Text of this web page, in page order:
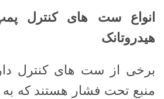
انواع ست های کنترل
هیدروتانک
برخی از ست های کنترل
منبع تحت فشار هستند که به